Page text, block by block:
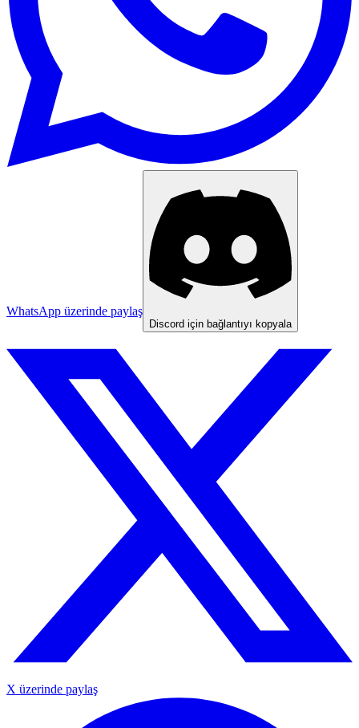
WhatsApp üzerinde paylaş
Discord için bağlantıyı kopyala
X üzerinde paylaş